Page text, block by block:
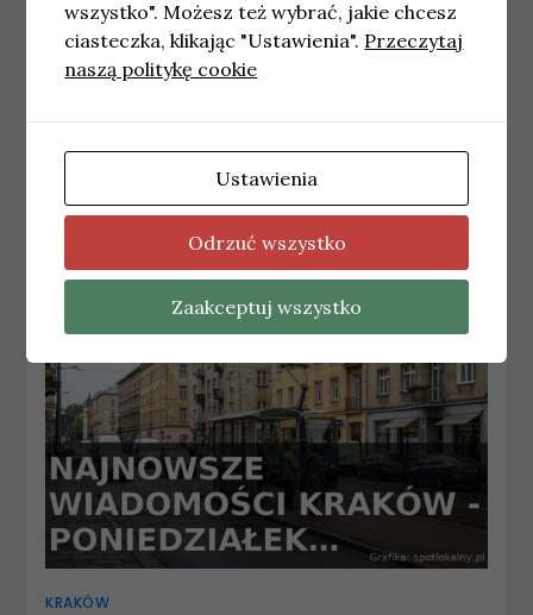
KRAKÓW
Najnowsze wiadomości Kraków –
Wtorek 28.07.2026
wiadomosci
KRAKÓW
wszystko". Możesz też wybrać, jakie chcesz
ciasteczka, klikając "Ustawienia". Przeczytaj
naszą politykę cookie
Ustawienia
Odrzuć wszystko
Zaakceptuj wszystko